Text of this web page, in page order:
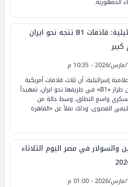
تقارير إسرائيلية: قاذفات B1 تتجه نحو ايران
إسرائيلية، أن ثلاث قاذفات أمريكية
استراتيجية من طراز «B1» في طريقها نحو ايران، تمهيداً
واسع النطاق، وسط حالة من
القصوى، وذلك نقلاً عن «القاهرة
والسولار في مصر اليوم الثلاثاء